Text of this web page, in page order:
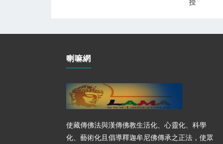
授
喇嘛網
使藏傳佛法與漢傳佛教生活化、心靈化、科學
化、藝術化且倡導釋迦牟尼佛傳承之正法，使眾